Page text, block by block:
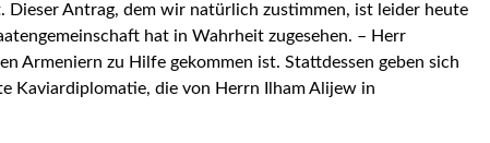
Dieser Antrag, dem wir natürlich zustimmen, ist leider heute
hat in Wahrheit zugesehen. – Herr
Armeniern zu Hilfe gekommen ist. Stattdessen geben sich
Kaviardiplomatie, die von Herrn Ilham Alijew in